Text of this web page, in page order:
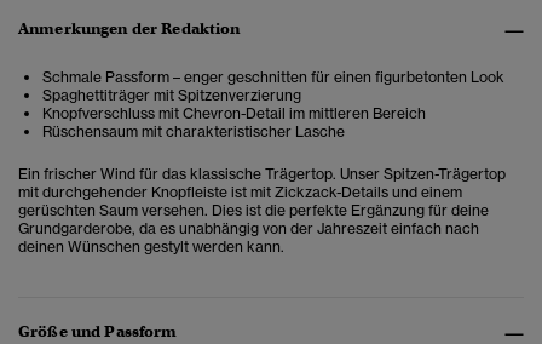
Anmerkungen der Redaktion
Schmale Passform – enger geschnitten für einen figurbetonten Look
Spaghettiträger mit Spitzenverzierung
Knopfverschluss mit Chevron-Detail im mittleren Bereich
Rüschensaum mit charakteristischer Lasche
Ein frischer Wind für das klassische Trägertop. Unser Spitzen-Trägertop
mit durchgehender Knopfleiste ist mit Zickzack-Details und einem
gerüschten Saum versehen. Dies ist die perfekte Ergänzung für deine
Grundgarderobe, da es unabhängig von der Jahreszeit einfach nach
deinen Wünschen gestylt werden kann.
Größe und Passform